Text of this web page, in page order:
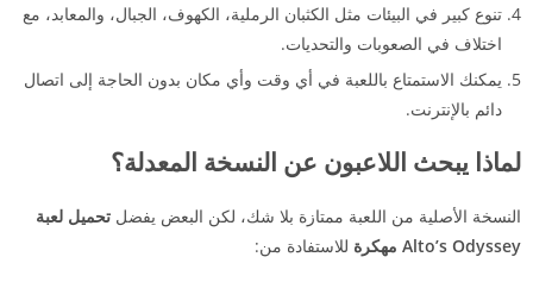
تنوع كبير في البيئات مثل الكثبان الرملية، الكهوف، الجبال، والمعابد، مع
اختلاف في الصعوبات والتحديات.
يمكنك الاستمتاع باللعبة في أي وقت وأي مكان بدون الحاجة إلى اتصال
دائم بالإنترنت.
لماذا يبحث اللاعبون عن النسخة المعدلة؟
النسخة الأصلية من اللعبة ممتازة بلا شك، لكن البعض يفضل تحميل لعبة
Alto’s Odyssey مهكرة
للاستفادة من: